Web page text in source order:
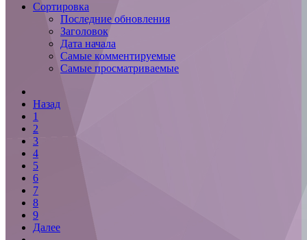
Сортировка
Последние обновления
Заголовок
Дата начала
Самые комментируемые
Самые просматриваемые
Назад
1
2
3
4
5
6
7
8
9
Далее